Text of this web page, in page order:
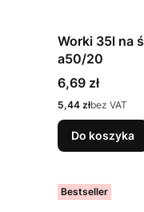
Worki 35l na
a50/20
Cena
6,69 zł
Cena
5,44 złbez VAT
Do koszyka
Bestseller